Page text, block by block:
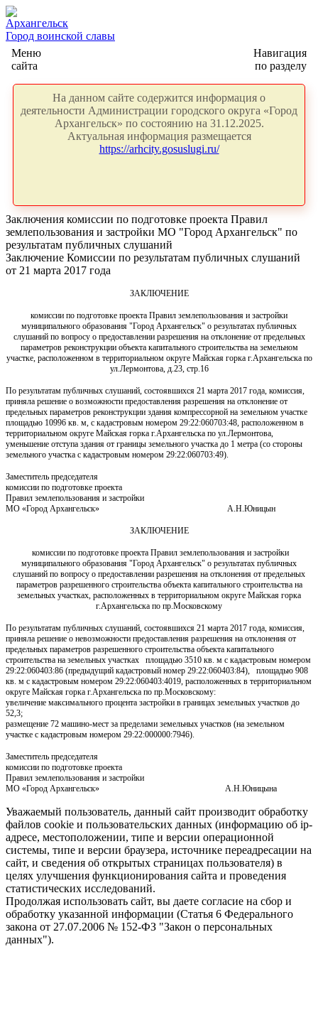
Архангельск
Город воинской славы
Меню
сайта
Навигация
по разделу
На данном сайте содержится информация о
деятельности Администрации городского округа «Город
Архангельск» по состоянию на 31.12.2025.
Актуальная информация размещается
https://arhcity.gosuslugi.ru/
Заключения комиссии по подготовке проекта Правил
землепользования и застройки МО "Город Архангельск" по
результатам публичных слушаний
Заключение Комиссии по результатам публичных слушаний
от 21 марта 2017 года
ЗАКЛЮЧЕНИЕ
комиссии по подготовке проекта Правил землепользования и застройки
муниципального образования "Город Архангельск" о результатах публичных
слушаний по вопросу о предоставлении разрешения на отклонение от предельных
параметров реконструкции объекта капитального строительства на земельном
участке, расположенном в территориальном округе Майская горка г.Архангельска по
ул.Лермонтова, д.23, стр.16
По результатам публичных слушаний, состоявшихся 21 марта 2017 года, комиссия,
приняла решение о возможности предоставления разрешения на отклонение от
предельных параметров реконструкции здания компрессорной на земельном участке
площадью 10996 кв. м, с кадастровым номером 29:22:060703:48, расположенном в
территориальном округе Майская горка г.Архангельска по ул.Лермонтова,
уменьшение отступа здания от границы земельного участка до 1 метра (со стороны
земельного участка с кадастровым номером 29:22:060703:49).
Заместитель председателя
комиссии по подготовке проекта
Правил землепользования и застройки
МО «Город Архангельск» А.Н.Юницын
ЗАКЛЮЧЕНИЕ
комиссии по подготовке проекта Правил землепользования и застройки
муниципального образования "Город Архангельск" о результатах публичных
слушаний по вопросу о предоставлении разрешения на отклонения от предельных
параметров разрешенного строительства объекта капитального строительства на
земельных участках, расположенных в территориальном округе Майская горка
г.Архангельска по пр.Московскому
По результатам публичных слушаний, состоявшихся 21 марта 2017 года, комиссия,
приняла решение о невозможности предоставления разрешения на отклонения от
предельных параметров разрешенного строительства объекта капитального
строительства на земельных участках площадью 3510 кв. м с кадастровым номером
29:22:060403:86 (предыдущий кадастровый номер 29:22:060403:84), площадью 908
кв. м с кадастровым номером 29:22:060403:4019, расположенных в территориальном
округе Майская горка г.Архангельска по пр.Московскому:
увеличение максимального процента застройки в границах земельных участков до
52,3;
размещение 72 машино-мест за пределами земельных участков (на земельном
участке с кадастровым номером 29:22:000000:7946).
Заместитель председателя
комиссии по подготовке проекта
Правил землепользования и застройки
МО «Город Архангельск» А.Н.Юницына
Уважаемый пользователь, данный сайт производит обработку
файлов cookie и пользовательских данных (информацию об ip-
адресе, местоположении, типе и версии операционной
системы, типе и версии браузера, источнике переадресации на
сайт, и сведения об открытых страницах пользователя) в
целях улучшения функционирования сайта и проведения
статистических исследований.
Продолжая использовать сайт, вы даете согласие на сбор и
обработку указанной информации (Статья 6 Федерального
закона от 27.07.2006 № 152-ФЗ "Закон о персональных
данных").